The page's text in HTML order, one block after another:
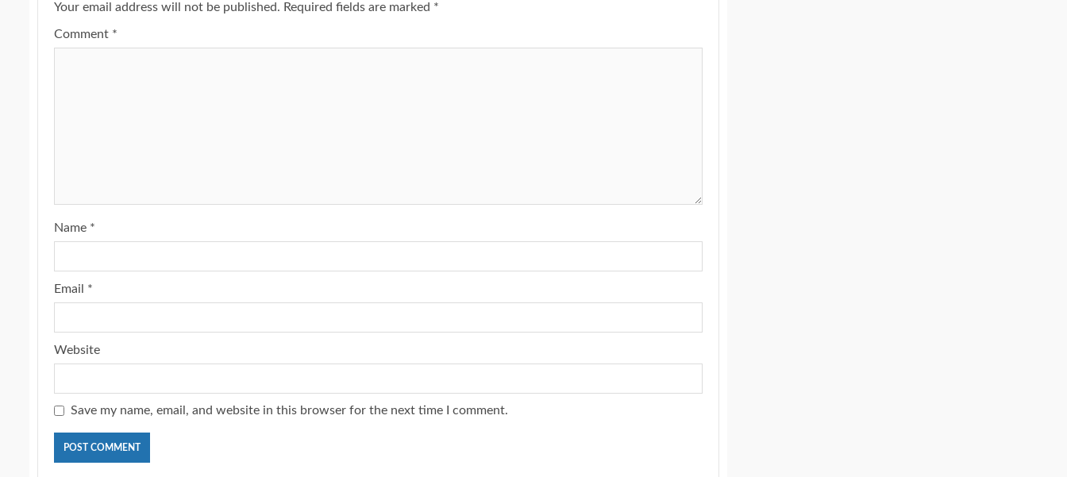
Your email address will not be published. Required fields are marked *
Comment *
Name *
Email *
Website
Save my name, email, and website in this browser for the next time I comment.